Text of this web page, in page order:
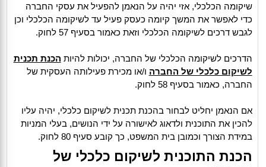
שיקומה הכלכלי, אזי יהיה על הנאמן להפעיל את עסקי החברה
כדי לאפשר את המשך קיומה כעסק פעיל עד לשיקומה הכלכלי וכן
לגבש דרכים לשיקומה הכלכלי וזאת כאמור בסעיף 57 לחוק.
הדרכים לשיקומה הכלכלי של החברה, יכולות להיות הכנת תכנית
לשיקום כלכלי של החברה ו/או מכירת פעילותה העסקית של
החברה, כאמור בסעיף 58 לחוק.
אם הנאמן יחליט לבחור בהכנת תכנית לשיקום כלכלי, יהיה עליו
להכין את התוכנית ולדאוג לאישורה על ידי הנושים, בעלי המניות
במידת הצורך וכמובן בית המשפט, כך קובע סעיף 80 לחוק.
הכנת התוכנית לשיקום כלכלי של